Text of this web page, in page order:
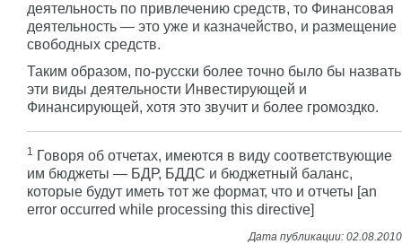
деятельность по привлечению средств, то Финансовая
деятельность — это уже и казначейство, и размещение
свободных средств.
Таким образом, по-русски более точно было бы назвать
эти виды деятельности Инвестирующей и
Финансирующей, хотя это звучит и более громоздко.
1 Говоря об отчетах, имеются в виду соответствующие
им бюджеты — БДР, БДДС и бюджетный баланс,
которые будут иметь тот же формат, что и отчеты [an
error occurred while processing this directive]